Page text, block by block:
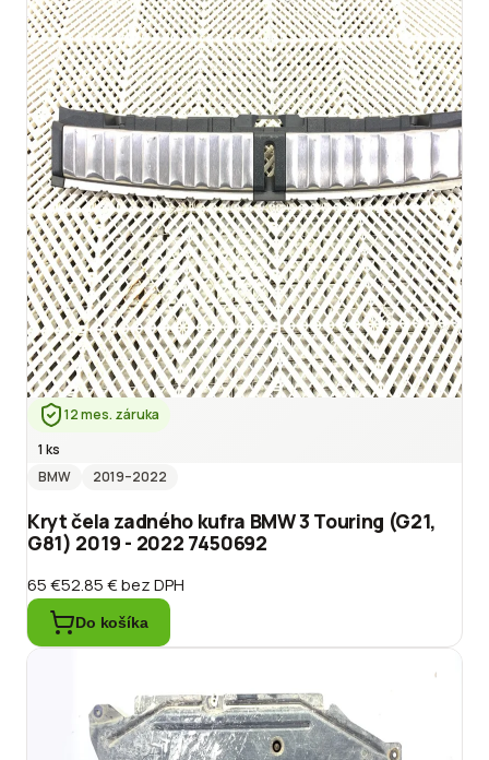
12 mes. záruka
1 ks
BMW
2019–2022
Kryt čela zadného kufra BMW 3 Touring (G21,
G81) 2019 - 2022 7450692
65 €52.85 €bez DPH
Do košíka